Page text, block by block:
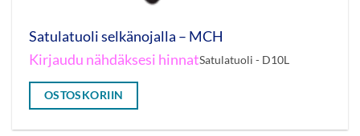
Satulatuoli selkänojalla – MCH
Kirjaudu nähdäksesi hinnatSatulatuoli - D10L
OSTOSKORIIN